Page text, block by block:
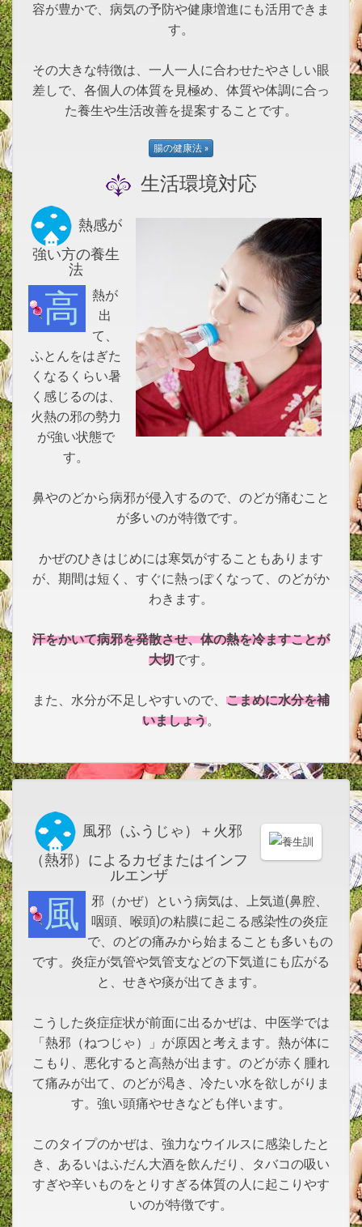
容が豊かで、病気の予防や健康増進にも活用できま
す。
その大きな特徴は、一人一人に合わせたやさしい眼
差しで、各個人の体質を見極め、体質や体調に合っ
た養生や生活改善を提案することです。
生活環境対応
熱感が
強い方の養生
法
高熱が
出
て、
ふとんをはぎた
くなるくらい暑
く感じるのは、
火熱の邪の勢力
が強い状態で
す。
鼻やのどから病邪が侵入するので、のどが痛むこと
が多いのが特徴です。
かぜのひきはじめには寒気がすることもあります
が、期間は短く、すぐに熱っぽくなって、のどがか
わきます。
汗をかいて病邪を発散させ、体の熱を冷ますことが
大切です。
また、水分が不足しやすいので、 こまめに水分を補
いましょう。
風邪（ふうじゃ）＋火邪
（熱邪）によるカゼまたはインフ
ルエンザ
風邪（かぜ）という病気は、上気道(鼻腔、
咽頭、喉頭)の粘膜に起こる感染性の炎症
で、のどの痛みから始まることも多いもの
です。炎症が気管や気管支などの下気道にも広がる
と、せきや痰が出てきます。
こうした炎症症状が前面に出るかぜは、中医学では
「熱邪（ねつじゃ）」が原因と考えます。熱が体に
こもり、悪化すると高熱が出ます。のどが赤く腫れ
て痛みが出て、のどが渇き、冷たい水を欲しがりま
す。強い頭痛やせきなども伴います。
このタイプのかぜは、強力なウイルスに感染したと
き、あるいはふだん大酒を飲んだり、タバコの吸い
すぎや辛いものをとりすぎる体質の人に起こりやす
いのが特徴です。